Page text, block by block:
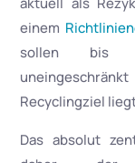
einem
sollen bis
Recyclingziel
Das absolut